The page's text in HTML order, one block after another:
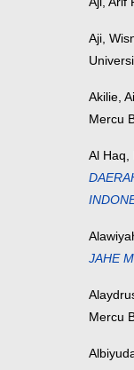
Aji,
Akilie,
Mercu
Al Haq,
JAHE
Mercu